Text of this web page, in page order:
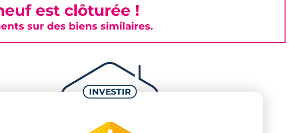
est clôturée !
sur des biens similaires.